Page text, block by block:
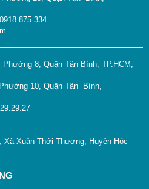
8, Quận Tân Bình, TP.HCM,
10, Quận Tân Bình,
Xã Xuân Thới Thượng, Huyện Hóc